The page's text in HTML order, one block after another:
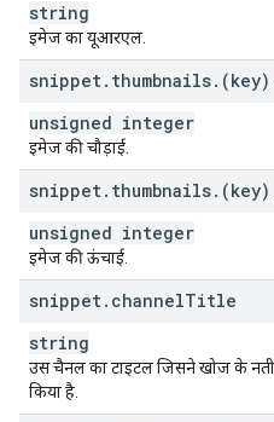
string
इमेज का यूआरएल.
snippet. thumbnails. (key)
unsigned integer
इमेज की चौड़ाई.
snippet. thumbnails. (key)
unsigned integer
इमेज की ऊंचाई.
snippet. channelTitle
string
उस चैनल का टाइटल जिसने खोज के
किया है.